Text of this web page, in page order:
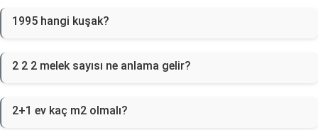
1995 hangi kuşak?
2 2 2 melek sayısı ne anlama gelir?
2+1 ev kaç m2 olmalı?